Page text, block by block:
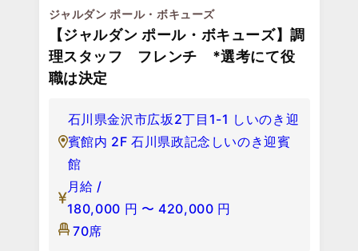
ジャルダン ポール・ボキューズ
【ジャルダン ポール・ボキューズ】調
理スタッフ フレンチ *選考にて役
職は決定
石川県金沢市広坂2丁目1-1 しいのき迎
賓館内 2F 石川県政記念しいのき迎賓
館
月給 /
180,000 円 〜 420,000 円
70席